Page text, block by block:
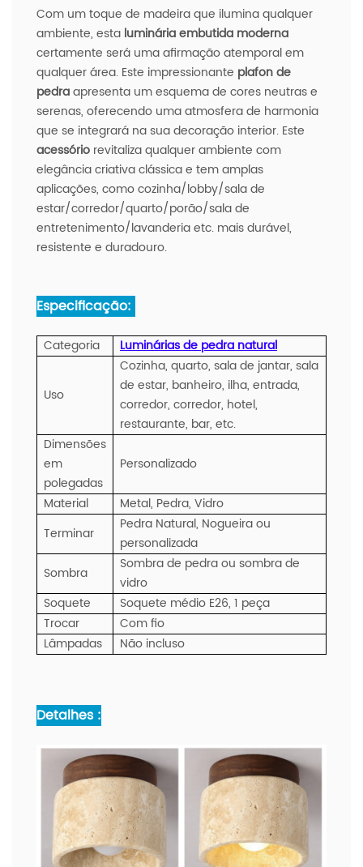
Com um toque de madeira que ilumina qualquer
ambiente, esta luminária embutida moderna
certamente será uma afirmação atemporal em
qualquer área. Este impressionante plafon de
pedraapresenta um esquema de cores neutras e
serenas, oferecendo uma atmosfera de harmonia
que se integrará na sua decoração interior. Este
acessório revitaliza qualquer ambiente com
elegância criativa clássica e tem amplas
aplicações, como cozinha/lobby/sala de
estar/corredor/quarto/porão/sala de
entretenimento/lavanderia etc. mais durável,
resistente e duradouro.
Especificação:
Categoria Luminárias de pedra natural
Uso
Cozinha, quarto, sala de jantar, sala
de estar, banheiro, ilha, entrada,
corredor, corredor, hotel,
restaurante, bar, etc.
Dimensões
em
polegadas
Personalizado
Material
Metal, Pedra, Vidro
Terminar
Pedra Natural, Nogueira ou
personalizada
Sombra
Sombra de pedra ou sombra de
vidro
Soquete
Soquete médio E26, 1 peça
Trocar
Com fio
Lâmpadas
Não incluso
Detalhes :